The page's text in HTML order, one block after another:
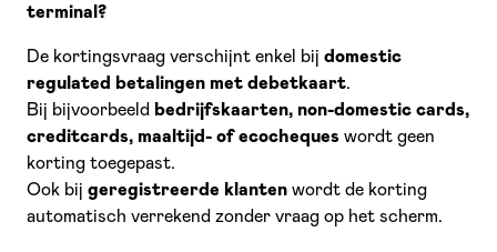
terminal?
De kortingsvraag verschijnt enkel bij domestic
regulated betalingen met debetkaart.
Bij bijvoorbeeld bedrijfskaarten, non-domestic cards,
creditcards, maaltijd- of ecocheques wordt geen
korting toegepast.
Ook bij geregistreerde klanten wordt de korting
automatisch verrekend zonder vraag op het scherm.